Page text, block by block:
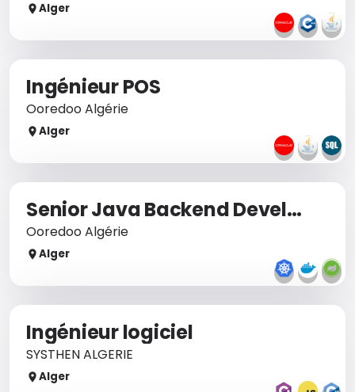
Alger
Ingénieur POS
Ooredoo Algérie
Alger
Senior Java Backend Developer – APIs & Microservices
Ooredoo Algérie
Alger
Ingénieur logiciel
SYSTHEN ALGERIE
Alger